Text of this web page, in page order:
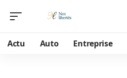
Actu Auto Entreprise